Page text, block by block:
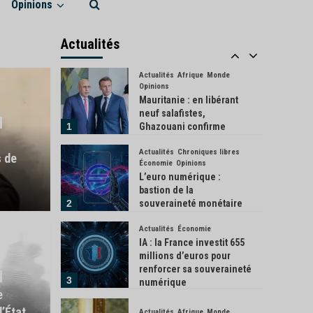
Opinions
devenue la salle de
de
Actualités
5
1
Actualités Afrique Monde
Opinions
Mauritanie : en libérant
neuf salafistes,
Ghazouani confirme
2
Actualités Chroniques libres
Économie Opinions
L’euro numérique :
bastion de la
souveraineté monétaire
3
Actualités Économie
IA : la France investit 655
millions d’euros pour
renforcer sa souveraineté
numérique